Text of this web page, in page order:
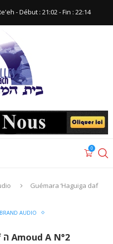
- Début : 21:02‬ - Fin : ‪22:14‬
0
Guémara ‘Haguiga daf
AUDIO
Guémara ‘Haguiga daf ה Amoud A N°2